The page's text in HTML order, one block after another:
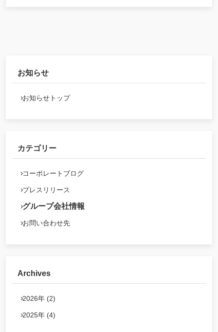
お知らせ
お知らせトップ
カテゴリー
コーポレートブログ
プレスリリース
グループ会社情報
お問い合わせ先
Archives
2026年 (2)
2025年 (4)